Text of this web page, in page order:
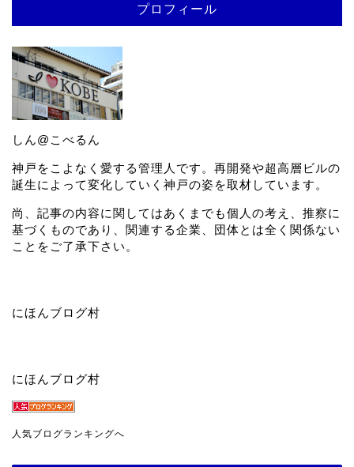
プロフィール
しん@こべるん
神戸をこよなく愛する管理人です。再開発や超高層ビルの
誕生によって変化していく神戸の姿を取材しています。
尚、記事の内容に関してはあくまでも個人の考え、推察に
基づくものであり、関連する企業、団体とは全く関係ない
ことをご了承下さい。
にほんブログ村
にほんブログ村
人気ブログランキングへ